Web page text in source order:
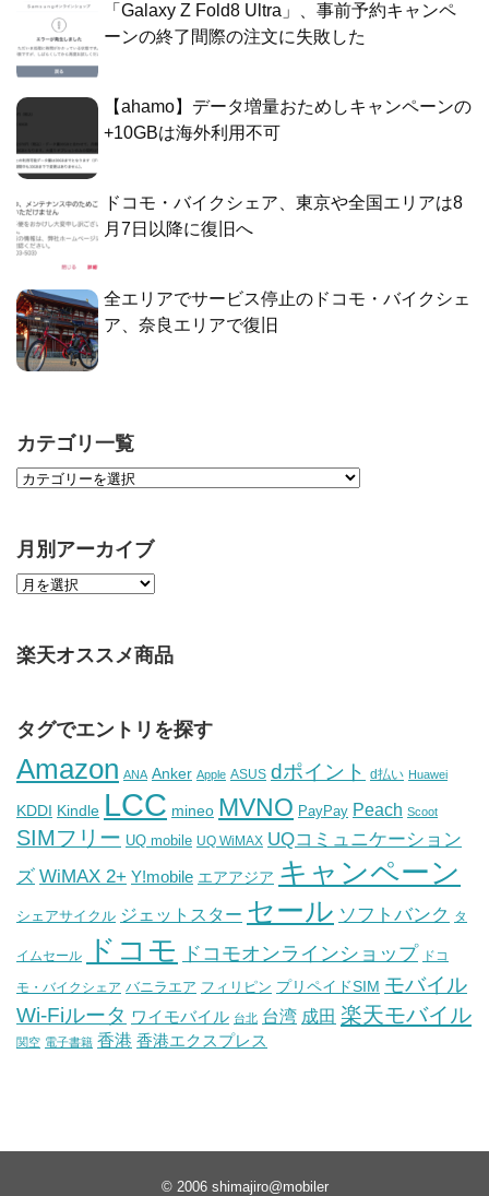
「Galaxy Z Fold8 Ultra」、事前予約キャンペ
ーンの終了間際の注文に失敗した
【ahamo】データ増量おためしキャンペーンの
+10GBは海外利用不可
ドコモ・バイクシェア、東京や全国エリアは8
月7日以降に復旧へ
全エリアでサービス停止のドコモ・バイクシェ
ア、奈良エリアで復旧
カテゴリ一覧
月別アーカイブ
楽天オススメ商品
タグでエントリを探す
Amazon ANA Anker Apple ASUS dポイント d払い Huawei
KDDI Kindle LCC mineo MVNO PayPay Peach Scoot
SIMフリー UQ mobile UQ WiMAX UQコミュニケーション
ズ WiMAX 2+ Y!mobile エアアジア キャンペーン
シェアサイクル ジェットスター セール ソフトバンク タ
イムセール ドコモ ドコモオンラインショップ ドコ
モ・バイクシェア バニラエア フィリピン プリペイドSIM モバイル
Wi-Fiルータ ワイモバイル 台北 台湾 成田 楽天モバイル
関空 電子書籍 香港 香港エクスプレス
© 2006 shimajiro@mobiler